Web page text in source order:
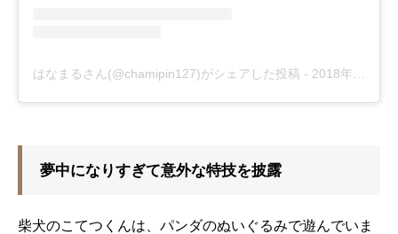
はなまるさん(@chamipin127)がシェアした投稿 - 2018年 1月月14日午後10時33分PST
夢中になりすぎて意外な特技を披露
柴犬のこてつくんは、パンダのぬいぐるみで遊んでいま